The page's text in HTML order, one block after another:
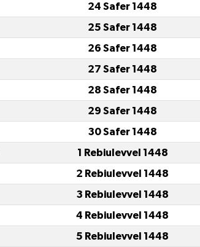
24 Safer 1448
25 Safer 1448
26 Safer 1448
27 Safer 1448
28 Safer 1448
29 Safer 1448
30 Safer 1448
1 Rebiulevvel 1448
2 Rebiulevvel 1448
3 Rebiulevvel 1448
4 Rebiulevvel 1448
5 Rebiulevvel 1448